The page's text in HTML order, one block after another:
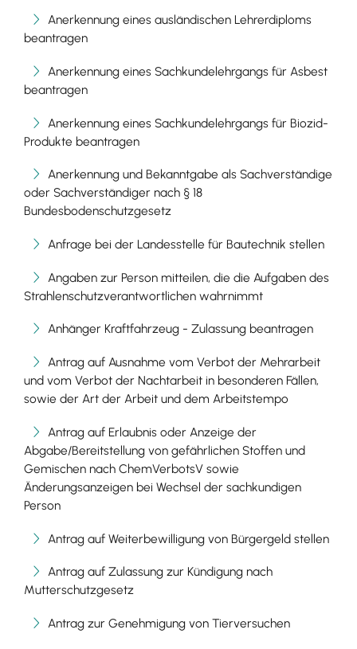
Anerkennung eines ausländischen Lehrerdiploms
beantragen
Anerkennung eines Sachkundelehrgangs für Asbest
beantragen
Anerkennung eines Sachkundelehrgangs für Biozid-
Produkte beantragen
Anerkennung und Bekanntgabe als Sachverständige
oder Sachverständiger nach § 18
Bundesbodenschutzgesetz
Anfrage bei der Landesstelle für Bautechnik stellen
Angaben zur Person mitteilen, die die Aufgaben des
Strahlenschutzverantwortlichen wahrnimmt
Anhänger Kraftfahrzeug - Zulassung beantragen
Antrag auf Ausnahme vom Verbot der Mehrarbeit
und vom Verbot der Nachtarbeit in besonderen Fällen,
sowie der Art der Arbeit und dem Arbeitstempo
Antrag auf Erlaubnis oder Anzeige der
Abgabe/Bereitstellung von gefährlichen Stoffen und
Gemischen nach ChemVerbotsV sowie
Änderungsanzeigen bei Wechsel der sachkundigen
Person
Antrag auf Weiterbewilligung von Bürgergeld stellen
Antrag auf Zulassung zur Kündigung nach
Mutterschutzgesetz
Antrag zur Genehmigung von Tierversuchen